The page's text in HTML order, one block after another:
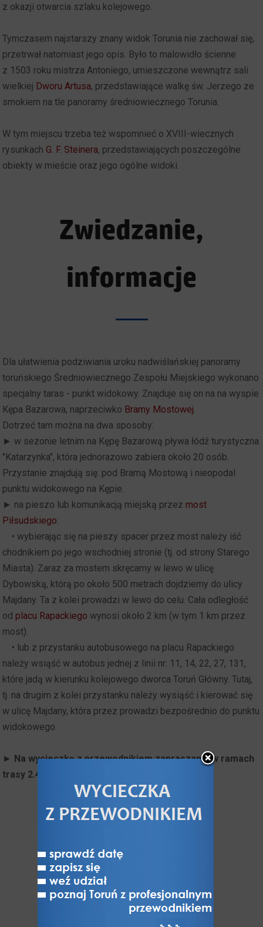
z okazji otwarcia szlaku kolejowego.
Tymczasem najstarszy znany widok Torunia nie zachował się,
przetrwał natomiast jego opis. Było to malowidło ścienne
z 1503 roku mistrza Antoniego, umieszczone wewnątrz sali
wielkiej Dworu Artusa, przedstawiające walkę św. Jerzego ze
smokiem na tle panoramy średniowiecznego Torunia.
W tym miejscu trzeba też wspomnieć o XVIII-wiecznych
rysunkach G. F. Steinera, przedstawiających poszczególne
obiekty w mieście oraz jego ogólne widoki.
Zwiedzanie,
informacje
Dla ułatwienia podziwiania uroku nadwiślańskiej panoramy
toruńskiego Średniowiecznego Zespołu Miejskiego wykonano
specjalny taras - punkt widokowy. Znajduje się on na na wyspie
Kępa Bazarowa, naprzeciwko Bramy Mostowej
Dotrzeć tam można na dwa sposoby:
► w sezonie letnim na Kępę Bazarową pływa łódź turystyczna
"Katarzynka", która jednorazowo zabiera około 20 osób.
Przystanie znajdują się: pod Bramą Mostową i nieopodal
punktu widokowego na Kępie.
► na pieszo lub komunikacją miejską przez most
Piłsudskiego:
• wybierając się na pieszy spacer przez most należy iść
chodnikiem po jego wschodniej stronie (tj. od strony Starego
Miasta). Zaraz za mostem skręcamy w lewo w ulicę
Dybowską, którą po około 500 metrach dojdziemy do ulicy
Majdany. Ta z kolei prowadzi w lewo do celu. Cała odległość
od placu Rapackiego wynosi około 2 km (w tym 1 km przez
most).
• lub z przystanku autobusowego na placu Rapackiego
należy wsiąść w autobus jednej z linii nr: 11, 14, 22, 27, 131,
które jadą w kierunku kolejowego dworca Toruń Główny. Tutaj,
tj. na drugim z kolei przystanku należy wysiąść i kierować się
w ulicę Majdany, która przez prowadzi bezpośrednio do punktu
widokowego.
► Na wycieczkę z przewodnikiem zapraszamy w ramach
trasy 2.4. "
Panorama
Torunia
cudem